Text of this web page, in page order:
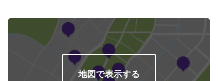
しました」とお伝えください。ご案内いたします。【定休日・営業時間】定
休日：日曜日、祝日営業時間：9:00～17:00
地図で表示する